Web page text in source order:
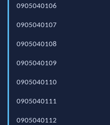
0905040106
0905040107
0905040108
0905040109
0905040110
0905040111
0905040112